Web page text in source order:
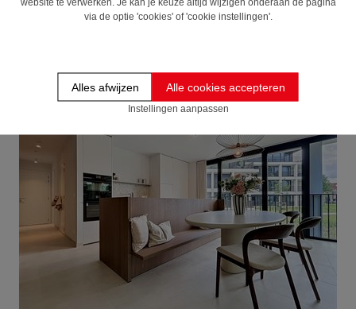
LANGEMARK
Nieuw
via de optie 'cookies' of 'cookie instellingen'.
Alles afwijzen Alle cookies accepteren
Instellingen aanpassen